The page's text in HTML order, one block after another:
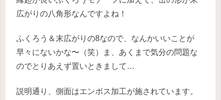
広がりの八角形なんですよね！
ふくろう＆末広がりの8なので、なんかいいことが
早々にないかな〜（笑）ま、あくまで気分の問題な
のでとりあえず置いときまして…
説明通り、側面はエンボス加工が施されています。